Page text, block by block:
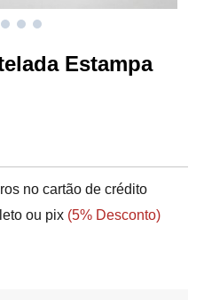
Estampa
no cartão de crédito
ou pix (5% Desconto)